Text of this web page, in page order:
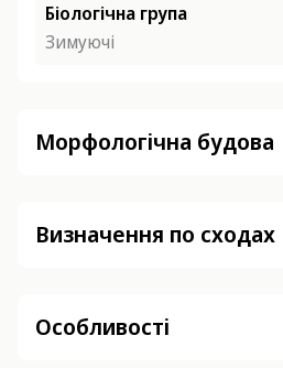
Біологічна група
Зимуючі
Морфологічна будова
Визначення по сходах
Особливості